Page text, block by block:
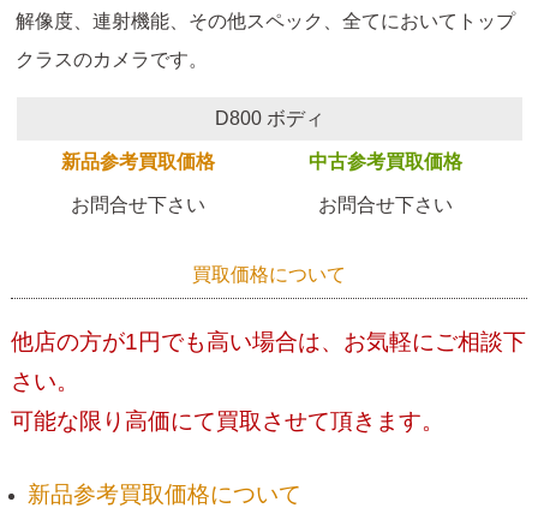
解像度、連射機能、その他スペック、全てにおいてトップ
クラスのカメラです。
D800 ボディ
新品参考買取価格 中古参考買取価格
お問合せ下さい お問合せ下さい
買取価格について
他店の方が1円でも高い場合は、お気軽にご相談下
さい。
可能な限り高価にて買取させて頂きます。
新品参考買取価格について